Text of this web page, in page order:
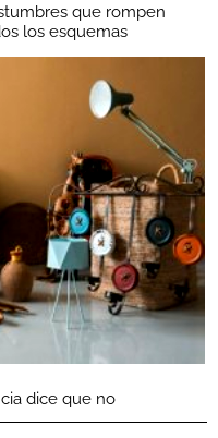
que rompen
los esquemas
dice que no